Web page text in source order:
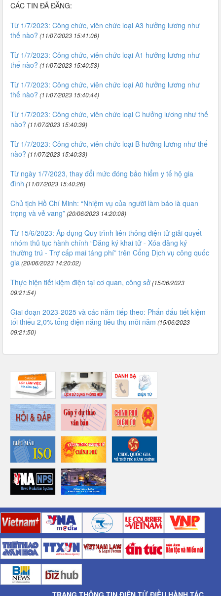
CÁC TIN ĐÃ ĐĂNG:
Từ 1/7/2023: Công chức, viên chức loại A3 hưởng lương như
thế nào? (11/07/2023 15:41:06)
Từ 1/7/2023: Công chức, viên chức loại A1 hưởng lương như
thế nào? (11/07/2023 15:40:53)
Từ 1/7/2023: Công chức, viên chức loại A0 hưởng lương như
thế nào? (11/07/2023 15:40:44)
Từ 1/7/2023: Công chức, viên chức loại C hưởng lương như thế
nào? (11/07/2023 15:40:39)
Từ 1/7/2023: Công chức, viên chức loại B hưởng lương như thế
nào? (11/07/2023 15:40:33)
Từ ngày 1/7/2023, thay đổi mức đóng bảo hiểm y tế hộ gia
đình (11/07/2023 15:40:26)
Chủ tịch Hồ Chí Minh: “Nhiệm vụ của người làm báo là quan
trọng và vẻ vang”(20/06/2023 14:20:08)
Từ 15/6/2023: Áp dụng Quy trình liên thông điện tử giải quyết
nhóm thủ tục hành chính “Đăng ký khai tử - Xóa đăng ký
thường trú - Trợ cấp mai táng phí” trên Cổng Dịch vụ công quốc
gia(20/06/2023 14:20:02)
Thực hiện tiết kiệm điện tại cơ quan, công sở(15/06/2023
09:21:54)
Giai đoạn 2023-2025 và các năm tiếp theo: Phấn đấu tiết kiệm
tối thiểu 2,0% tổng điện năng tiêu thụ mỗi năm (15/06/2023
09:21:50)